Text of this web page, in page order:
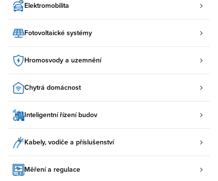
Elektromobilita
Fotovoltaické systémy
Hromosvody a uzemnění
Chytrá domácnost
Inteligentní řízení budov
Kabely, vodiče a příslušenství
Měření a regulace